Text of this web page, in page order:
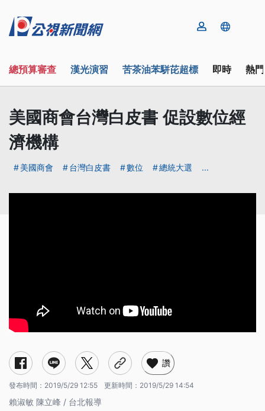
總預算審查 漢光演習 苦茶油苯駢芘超標 即時 熱
美國商會台灣白皮書 促設數位經
濟機構
美國商會 台灣白皮書 數位 總統大選 ...
讚
發布時間： 2019/5/29 12:55 更新時間： 2019/5/29 14:54
賴淑敏 陳立峰 / 台北報導